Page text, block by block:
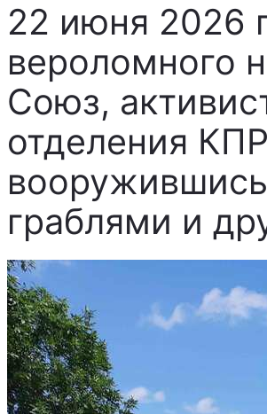
22 июня 2026
вероломного
Союз,
отделения
граблями и